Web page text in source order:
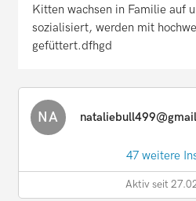
Kitten wachsen in Familie auf
sozialisiert, werden mit
gefüttert.dfhgd
NA
47 weitere
Aktiv seit